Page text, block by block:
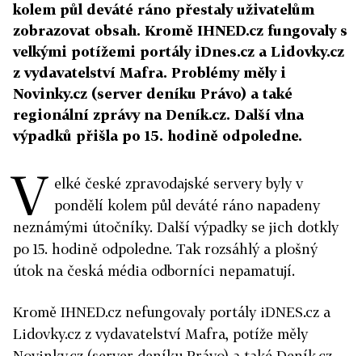
kolem půl deváté ráno přestaly uživatelům
zobrazovat obsah. Kromě IHNED.cz fungovaly s
velkými potížemi portály iDnes.cz a Lidovky.cz
z vydavatelství Mafra. Problémy měly i
Novinky.cz (server deníku Právo) a také
regionální zprávy na Deník.cz. Další vlna
výpadků přišla po 15. hodině odpoledne.
V elké české zpravodajské servery byly v
pondělí kolem půl deváté ráno napadeny
neznámými útočníky. Další výpadky se jich dotkly
po 15. hodině odpoledne. Tak rozsáhlý a plošný
útok na česká média odborníci nepamatují.
Kromě IHNED.cz nefungovaly portály iDNES.cz a
Lidovky.cz z vydavatelství Mafra, potíže měly